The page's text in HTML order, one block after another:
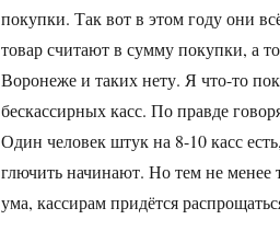
покупки. Так вот в этом году они
товар считают в сумму покупки, а
Воронеже и таких нету. Я что-то
бескассирных касс. По правде
Один человек штук на 8-10 касс
глючить начинают. Но тем не менее
ума, кассирам придётся